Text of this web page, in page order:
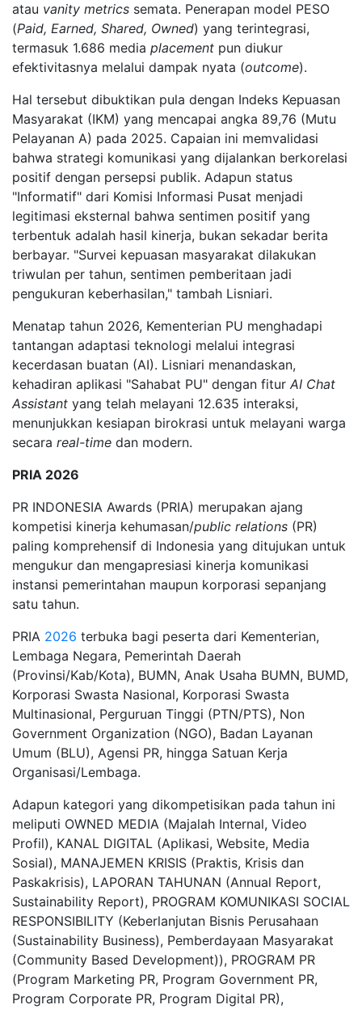
atau vanity metrics semata. Penerapan model PESO
(Paid, Earned, Shared, Owned) yang terintegrasi,
termasuk 1.686 media placement pun diukur
efektivitasnya melalui dampak nyata (outcome).
Hal tersebut dibuktikan pula dengan Indeks Kepuasan
Masyarakat (IKM) yang mencapai angka 89,76 (Mutu
Pelayanan A) pada 2025. Capaian ini memvalidasi
bahwa strategi komunikasi yang dijalankan berkorelasi
positif dengan persepsi publik. Adapun status
"Informatif" dari Komisi Informasi Pusat menjadi
legitimasi eksternal bahwa sentimen positif yang
terbentuk adalah hasil kinerja, bukan sekadar berita
berbayar. "Survei kepuasan masyarakat dilakukan
triwulan per tahun, sentimen pemberitaan jadi
pengukuran keberhasilan," tambah Lisniari.
Menatap tahun 2026, Kementerian PU menghadapi
tantangan adaptasi teknologi melalui integrasi
kecerdasan buatan (AI). Lisniari menandaskan,
kehadiran aplikasi "Sahabat PU" dengan fitur AI Chat
Assistant yang telah melayani 12.635 interaksi,
menunjukkan kesiapan birokrasi untuk melayani warga
secara real-time dan modern.
PRIA 2026
PR INDONESIA Awards (PRIA) merupakan ajang
kompetisi kinerja kehumasan/public relations (PR)
paling komprehensif di Indonesia yang ditujukan untuk
mengukur dan mengapresiasi kinerja komunikasi
instansi pemerintahan maupun korporasi sepanjang
satu tahun.
PRIA 2026 terbuka bagi peserta dari Kementerian,
Lembaga Negara, Pemerintah Daerah
(Provinsi/Kab/Kota), BUMN, Anak Usaha BUMN, BUMD,
Korporasi Swasta Nasional, Korporasi Swasta
Multinasional, Perguruan Tinggi (PTN/PTS), Non
Government Organization (NGO), Badan Layanan
Umum (BLU), Agensi PR, hingga Satuan Kerja
Organisasi/Lembaga.
Adapun kategori yang dikompetisikan pada tahun ini
meliputi OWNED MEDIA (Majalah Internal, Video
Profil), KANAL DIGITAL (Aplikasi, Website, Media
Sosial), MANAJEMEN KRISIS (Praktis, Krisis dan
Paskakrisis), LAPORAN TAHUNAN (Annual Report,
Sustainability Report), PROGRAM KOMUNIKASI SOCIAL
RESPONSIBILITY (Keberlanjutan Bisnis Perusahaan
(Sustainability Business), Pemberdayaan Masyarakat
(Community Based Development)), PROGRAM PR
(Program Marketing PR, Program Government PR,
Program Corporate PR, Program Digital PR),